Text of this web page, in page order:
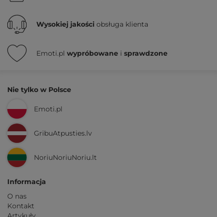
Wysokiej jakości obsługa klienta
Emoti.pl wypróbowane i sprawdzone
Nie tylko w Polsce
Emoti.pl
GribuAtpusties.lv
NoriuNoriuNoriu.lt
Informacja
O nas
Kontakt